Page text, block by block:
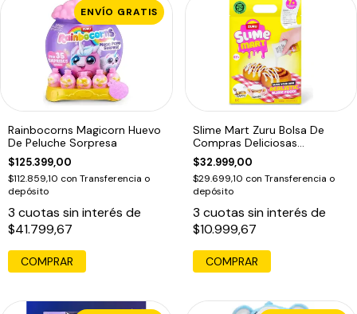
ENVÍO GRATIS
Rainbocorns Magicorn Huevo
De Peluche Sorpresa
$125.399,00
$112.859,10 con Transferencia o
depósito
3 cuotas sin interés de
$41.799,67
COMPRAR
Slime Mart Zuru Bolsa De
Compras Deliciosas
Creaciones
$32.999,00
$29.699,10 con Transferencia o
depósito
3 cuotas sin interés de
$10.999,67
COMPRAR